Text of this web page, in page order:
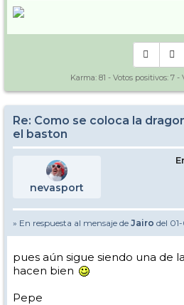
Karma: 81 - Votos positivos: 7 -
Re: Como se coloca la
el baston
nevasport
» En respuesta al mensaje de Jairo del
pues aún sigue siendo una de
hacen bien
Pepe